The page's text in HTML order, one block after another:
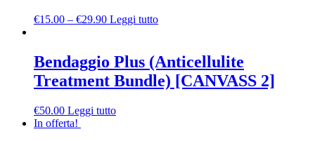
€15.00 – €29.90 Leggi tutto
Bendaggio Plus (Anticellulite
Treatment Bundle) [CANVASS 2]
€50.00 Leggi tutto
In offerta!